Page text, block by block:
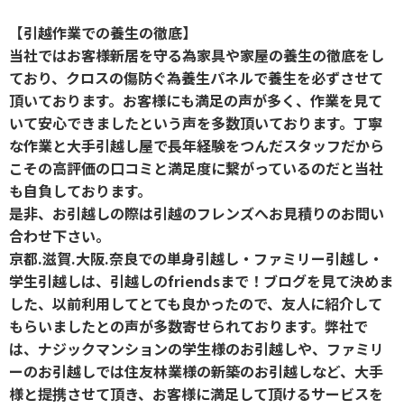
【引越作業での養生の徹底】
当社ではお客様新居を守る為家具や家屋の養生の徹底をし
ており、クロスの傷防ぐ為養生パネルで養生を必ずさせて
頂いております。お客様にも満足の声が多く、作業を見て
いて安心できましたという声を多数頂いております。丁寧
な作業と大手引越し屋で長年経験をつんだスタッフだから
こその高評価の口コミと満足度に繋がっているのだと当社
も自負しております。
是非、お引越しの際は引越のフレンズへお見積りのお問い
合わせ下さい。
京都.滋賀.大阪.奈良での単身引越し・ファミリー引越し・
学生引越しは、引越しのfriendsまで！ブログを見て決めま
した、以前利用してとても良かったので、友人に紹介して
もらいましたとの声が多数寄せられております。弊社で
は、ナジックマンションの学生様のお引越しや、ファミリ
ーのお引越しでは住友林業様の新築のお引越しなど、大手
様と提携させて頂き、お客様に満足して頂けるサービスを